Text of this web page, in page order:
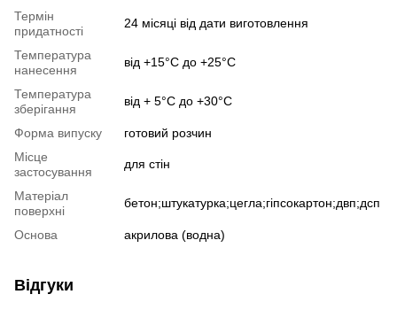
Термін
придатності
24 місяці від дати виготовлення
Температура
нанесення
від +15°С до +25°С
Температура
зберігання
від + 5°С до +30°С
Форма випуску
готовий розчин
Місце
застосування
для стін
Матеріал
поверхні
бетон;штукатурка;цегла;гіпсокартон;двп;дсп
Основа акрилова (водна)
Відгуки